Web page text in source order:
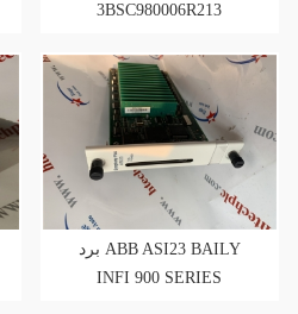
3BSC980006R213
برد ABB ASI23 BAILY
INFI 900 SERIES